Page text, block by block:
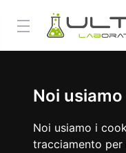
Noi
Noi usiamo i
tracciamento per